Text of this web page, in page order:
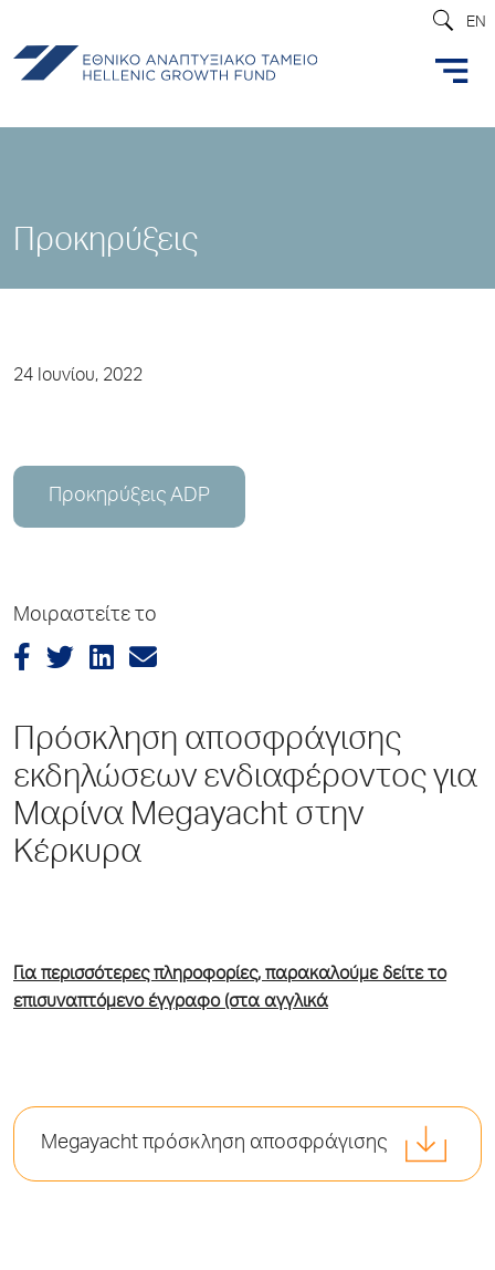
EN
Προκηρύξεις
24 Ιουνίου, 2022
Προκηρύξεις ADP
Μοιραστείτε το
Πρόσκληση αποσφράγισης
εκδηλώσεων ενδιαφέροντος για
Μαρίνα Megayacht στην
Κέρκυρα
Για περισσότερες πληροφορίες, παρακαλούμε δείτε το
επισυναπτόμενο έγγραφο (στα αγγλικά
Megayacht πρόσκληση αποσφράγισης